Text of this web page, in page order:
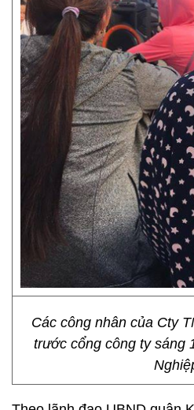
Các công nhân của Cty
trước cổng công ty sáng